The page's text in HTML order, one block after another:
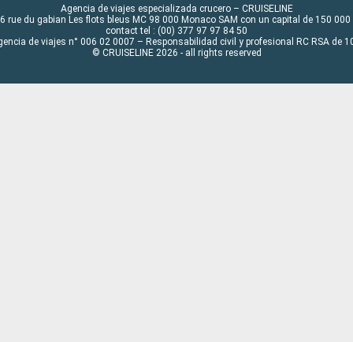
Agencia de viajes especializada crucero – CRUISELINE
rue du gabian Les flots bleus MC 98 000 Monaco SAM con un capital de 150 000
contact tel : (00) 377 97 97 84 50
de viajes n° 006 02 0007 – Responsabilidad civil y profesional RC RSA de
© CRUISELINE 2026 - all rights reserved